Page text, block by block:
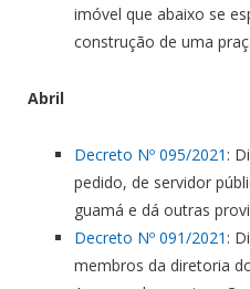
imóvel que abaixo se
construção de uma
Abril
Decreto Nº 095/2021 :
pedido, de servidor
guamá e dá outras
Decreto Nº 091/2021 :
membros da diretoria